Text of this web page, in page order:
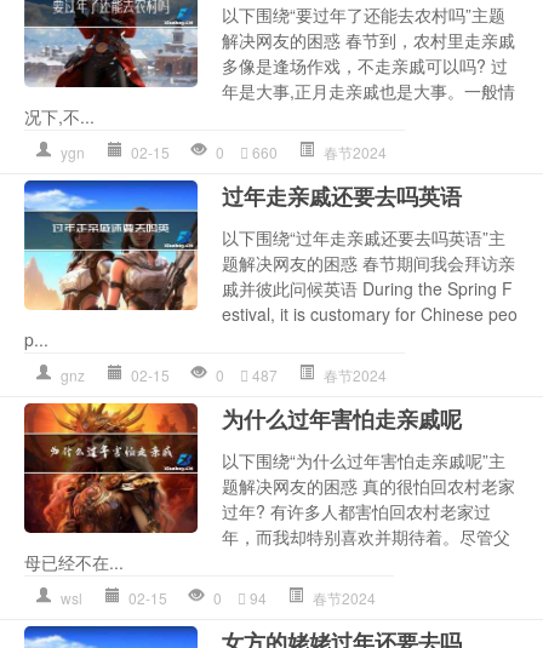
以下围绕“要过年了还能去农村吗”主题
解决网友的困惑 春节到，农村里走亲戚
多像是逢场作戏，不走亲戚可以吗? 过
年是大事,正月走亲戚也是大事。一般情
况下,不...
ygn 02-15 0 660 春节2024
过年走亲戚还要去吗英语
以下围绕“过年走亲戚还要去吗英语”主
题解决网友的困惑 春节期间我会拜访亲
戚并彼此问候英语 During the Spring F
estival, it is customary for Chinese peo
p...
gnz 02-15 0 487 春节2024
为什么过年害怕走亲戚呢
以下围绕“为什么过年害怕走亲戚呢”主
题解决网友的困惑 真的很怕回农村老家
过年? 有许多人都害怕回农村老家过
年，而我却特别喜欢并期待着。尽管父
母已经不在...
wsl 02-15 0 94 春节2024
女方的姥姥过年还要去吗